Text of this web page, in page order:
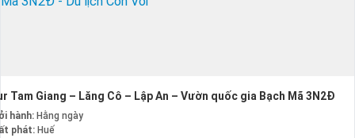
Tam Giang – Lăng Cô – Lập An – Vườn quốc gia Bạch Mã 3N2Đ
hành: Hằng ngày
phát: Huế